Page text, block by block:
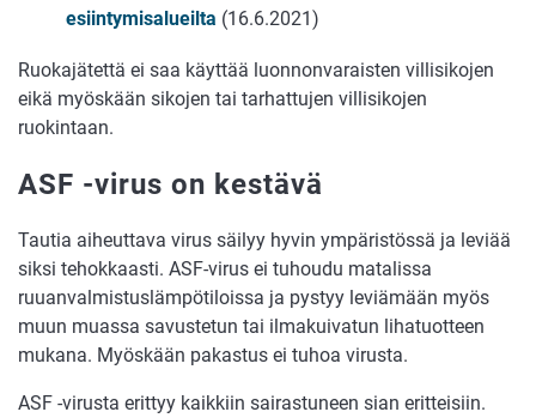
esiintymisalueilta (16.6.2021)
Ruokajätettä ei saa käyttää luonnonvaraisten villisikojen
eikä myöskään sikojen tai tarhattujen villisikojen
ruokintaan.
ASF -virus on kestävä
Tautia aiheuttava virus säilyy hyvin ympäristössä ja leviää
siksi tehokkaasti. ASF-virus ei tuhoudu matalissa
ruuanvalmistuslämpötiloissa ja pystyy leviämään myös
muun muassa savustetun tai ilmakuivatun lihatuotteen
mukana. Myöskään pakastus ei tuhoa virusta.
ASF -virusta erittyy kaikkiin sairastuneen sian eritteisiin.